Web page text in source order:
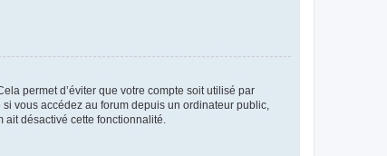
permet d’éviter que votre compte soit utilisé par
vous accédez au forum depuis un ordinateur public,
désactivé cette fonctionnalité.